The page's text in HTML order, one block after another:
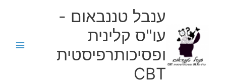
ענבל טננבאום -
עו"ס קלינית
ופסיכותרפיסטית
CBT